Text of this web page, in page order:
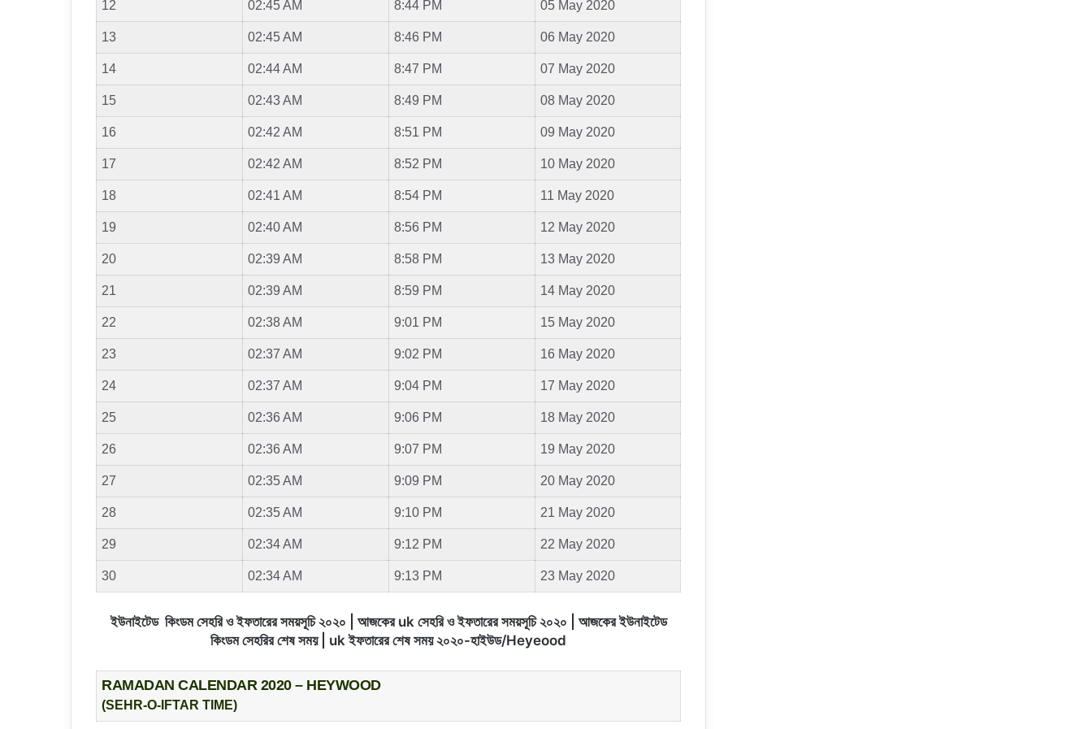
12 02:45 AM 8:44 PM 05 May 2020
13 02:45 AM 8:46 PM 06 May 2020
14 02:44 AM 8:47 PM 07 May 2020
15 02:43 AM 8:49 PM 08 May 2020
16 02:42 AM 8:51 PM 09 May 2020
17 02:42 AM 8:52 PM 10 May 2020
18 02:41 AM 8:54 PM 11 May 2020
19 02:40 AM 8:56 PM 12 May 2020
20 02:39 AM 8:58 PM 13 May 2020
21 02:39 AM 8:59 PM 14 May 2020
22 02:38 AM 9:01 PM 15 May 2020
23 02:37 AM 9:02 PM 16 May 2020
24 02:37 AM 9:04 PM 17 May 2020
25 02:36 AM 9:06 PM 18 May 2020
26 02:36 AM 9:07 PM 19 May 2020
27 02:35 AM 9:09 PM 20 May 2020
28 02:35 AM 9:10 PM 21 May 2020
29 02:34 AM 9:12 PM 22 May 2020
30 02:34 AM 9:13 PM 23 May 2020
ইউনাইটেড কিংডম সেহরি ও ইফতারের সময়সূচি ২০২০ | আজকের uk সেহরি ও ইফতারের সময়সূচি ২০২০ | আজকের ইউনাইটেড
কিংডম সেহরির শেষ সময় | uk ইফতারের শেষ সময় ২০২০-হাইউড/Heyeood
RAMADAN CALENDAR 2020 – HEYWOOD
(SEHR-O-IFTAR TIME)